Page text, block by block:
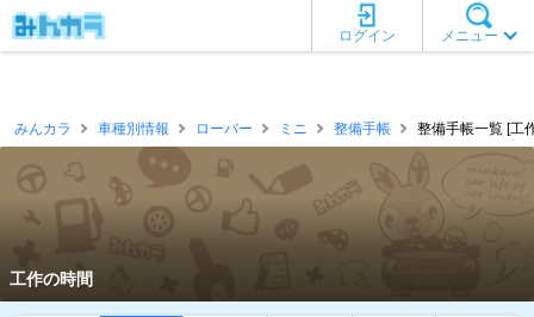
メニュー
ログイン
みんカラ 車種別情報 ローバー ミニ 整備手帳 整備手帳一覧 [工
工作の時間